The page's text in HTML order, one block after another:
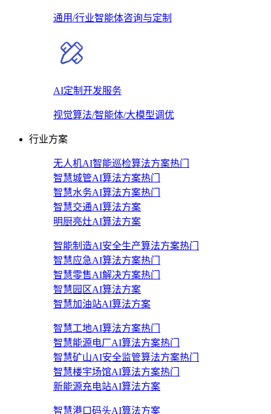
通用/行业智能体咨询与定制
AI定制开发服务
视觉算法/智能体/大模型调优
行业方案
无人机AI智能巡检算法方案热门
智慧城管AI算法方案热门
智慧水务AI算法方案热门
智慧交通AI算法方案
明厨亮灶AI算法方案
智能制造AI安全生产算法方案热门
智慧应急AI算法方案热门
智慧零售AI解决方案热门
智慧园区AI算法方案
智慧加油站AI算法方案
智慧工地AI算法方案热门
智慧能源电厂AI算法方案热门
智慧矿山AI安全监管算法方案热门
智慧楼宇场馆AI算法方案热门
新能源充电站AI算法方案
智慧港口码头AI算法方案